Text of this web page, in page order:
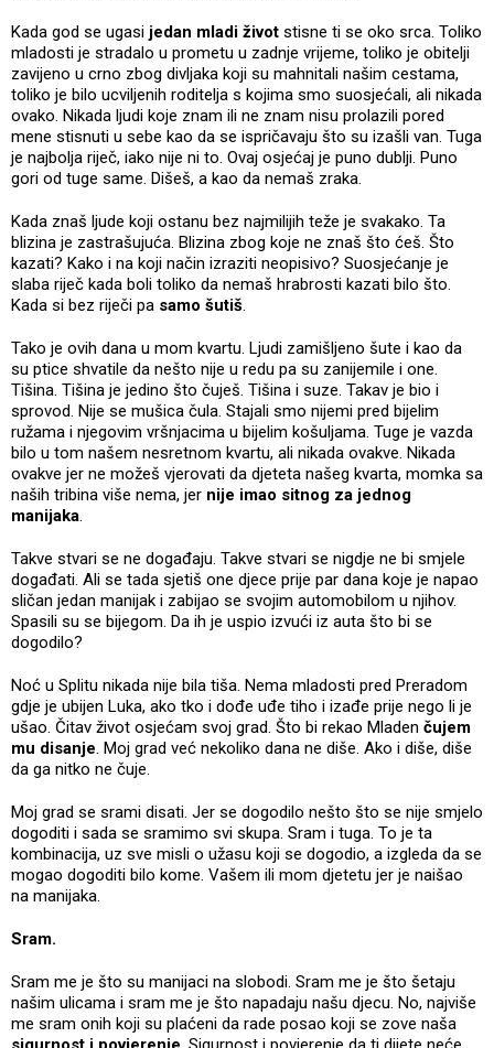
Kada god se ugasi jedan mladi život stisne ti se oko srca. Toliko
mladosti je stradalo u prometu u zadnje vrijeme, toliko je obitelji
zavijeno u crno zbog divljaka koji su mahnitali našim cestama,
toliko je bilo ucviljenih roditelja s kojima smo suosjećali, ali nikada
ovako. Nikada ljudi koje znam ili ne znam nisu prolazili pored
mene stisnuti u sebe kao da se ispričavaju što su izašli van. Tuga
je najbolja riječ, iako nije ni to. Ovaj osjećaj je puno dublji. Puno
gori od tuge same. Dišeš, a kao da nemaš zraka.
Kada znaš ljude koji ostanu bez najmilijih teže je svakako. Ta
blizina je zastrašujuća. Blizina zbog koje ne znaš što ćeš. Što
kazati? Kako i na koji način izraziti neopisivo? Suosjećanje je
slaba riječ kada boli toliko da nemaš hrabrosti kazati bilo što.
Kada si bez riječi pa samo šutiš.
Tako je ovih dana u mom kvartu. Ljudi zamišljeno šute i kao da
su ptice shvatile da nešto nije u redu pa su zanijemile i one.
Tišina. Tišina je jedino što čuješ. Tišina i suze. Takav je bio i
sprovod. Nije se mušica čula. Stajali smo nijemi pred bijelim
ružama i njegovim vršnjacima u bijelim košuljama. Tuge je vazda
bilo u tom našem nesretnom kvartu, ali nikada ovakve. Nikada
ovakve jer ne možeš vjerovati da djeteta našeg kvarta, momka sa
naših tribina više nema, jer nije imao sitnog za jednog
manijaka.
Takve stvari se ne događaju. Takve stvari se nigdje ne bi smjele
događati. Ali se tada sjetiš one djece prije par dana koje je napao
sličan jedan manijak i zabijao se svojim automobilom u njihov.
Spasili su se bijegom. Da ih je uspio izvući iz auta što bi se
dogodilo?
Noć u Splitu nikada nije bila tiša. Nema mladosti pred Preradom
gdje je ubijen Luka, ako tko i dođe uđe tiho i izađe prije nego li je
ušao. Čitav život osjećam svoj grad. Što bi rekao Mladen čujem
mu disanje. Moj grad već nekoliko dana ne diše. Ako i diše, diše
da ga nitko ne čuje.
Moj grad se srami disati. Jer se dogodilo nešto što se nije smjelo
dogoditi i sada se sramimo svi skupa. Sram i tuga. To je ta
kombinacija, uz sve misli o užasu koji se dogodio, a izgleda da se
mogao dogoditi bilo kome. Vašem ili mom djetetu jer je naišao
na manijaka.
Sram.
Sram me je što su manijaci na slobodi. Sram me je što šetaju
našim ulicama i sram me je što napadaju našu djecu. No, najviše
me sram onih koji su plaćeni da rade posao koji se zove naša